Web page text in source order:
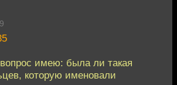
имею: была ли такая
которую именовали